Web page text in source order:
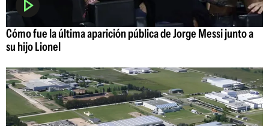
Cómo fue la última aparición pública de Jorge Messi junto a
su hijo Lionel